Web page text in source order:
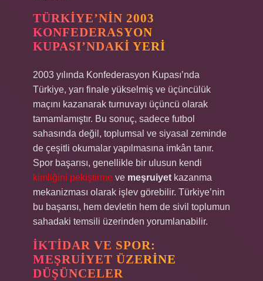
TÜRKIYE’NIN 2003
KONFEDERASYON
KUPASI’NDAKI YERI
2003 yılında Konfederasyon Kupası’nda
Türkiye, yarı finale yükselmiş ve üçüncülük
maçını kazanarak turnuvayı üçüncü olarak
tamamlamıştır. Bu sonuç, sadece futbol
sahasında değil, toplumsal ve siyasal zeminde
de çeşitli okumalar yapılmasına imkân tanır.
Spor başarısı, genellikle bir ulusun kendi
kimliğini pekiştirme ve meşruiyet kazanma
mekanizması olarak işlev görebilir. Türkiye’nin
bu başarısı, hem devletin hem de sivil toplumun
sahadaki temsili üzerinden yorumlanabilir.
İKTIDAR VE SPOR:
MEŞRUIYET ÜZERINE
DÜŞÜNCELER